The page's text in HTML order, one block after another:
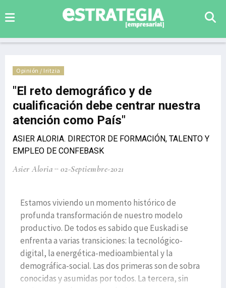
Opinión / Iritzia
"El reto demográfico y de
cualificación debe centrar nuestra
atención como País"
ASIER ALORIA. DIRECTOR DE FORMACIÓN, TALENTO Y
EMPLEO DE CONFEBASK
Asier Aloria 02-Septiembre-2021
Estamos viviendo un momento histórico de
profunda transformación de nuestro modelo
productivo. De todos es sabido que Euskadi se
enfrenta a varias transiciones: la tecnológico-
digital, la energética-medioambiental y la
demográfica-social. Las dos primeras son de sobra
conocidas y asumidas por todos. La tercera, sin